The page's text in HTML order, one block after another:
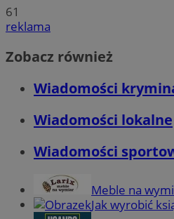
61
reklama
Zobacz również
Wiadomości
Wiadomości lokalne
Wiadomości
Meble na
Jak wyrobić